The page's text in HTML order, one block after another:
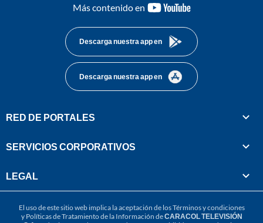
Más contenido en
youtube-
Descarga nuestra app en
Descarga nuestra app en
RED DE PORTALES
SERVICIOS CORPORATIVOS
LEGAL
El uso de este sitio web implica la aceptación de losTérminos y condiciones
y Políticas de Tratamiento de la Información deCARACOL TELEVISIÓN